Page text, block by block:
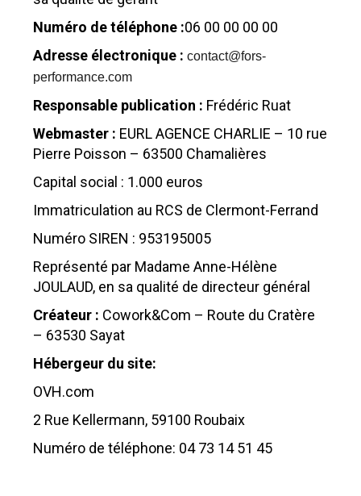
Numéro de téléphone :06 00 00 00 00
Adresse électronique :contact@fors-
performance.com
Responsable publication : Frédéric Ruat
Webmaster : EURL AGENCE CHARLIE – 10 rue
Pierre Poisson – 63500 Chamalières
Capital social : 1.000 euros
Immatriculation au RCS de Clermont-Ferrand
Numéro SIREN : 953195005
Représenté par Madame Anne-Hélène
JOULAUD, en sa qualité de directeur général
Créateur : Cowork&Com – Route du Cratère
– 63530 Sayat
Hébergeur du site:
OVH.com
2 Rue Kellermann, 59100 Roubaix
Numéro de téléphone: 04 73 14 51 45